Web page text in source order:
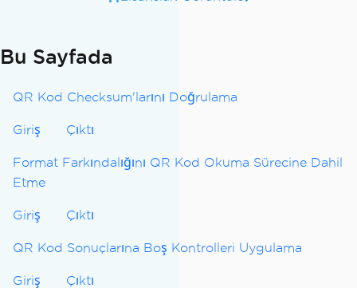
Bu Sayfada
QR Kod Checksum'larını Doğrulama
Giriş Çıktı
Format Farkındalığını QR Kod Okuma Sürecine Dahil
Etme
Giriş Çıktı
QR Kod Sonuçlarına Boş Kontrolleri Uygulama
Giriş Çıktı